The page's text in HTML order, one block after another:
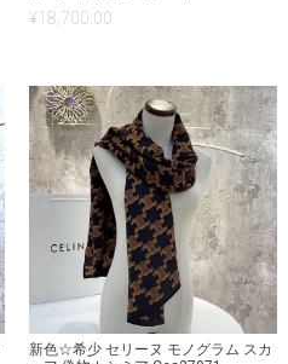
¥18,700.00
新色☆希少 セリーヌ モノグラム スカ